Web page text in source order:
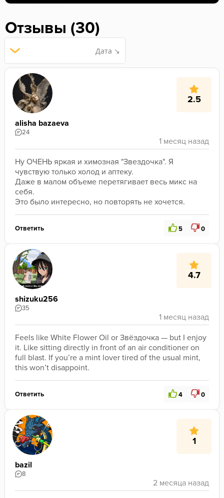
Отзывы (30)
Дата ↘
2.5
alisha bazaeva
24
Ну ОЧЕНЬ яркая и химозная "Звездочка". Я
чувствую только холод и аптеку.
Даже в малом объеме перетягивает весь микс на
себя.
Это было интересно, но повторять не хочется.
Ответить 5 0
4.7
shizuku256
35
Feels like White Flower Oil or Звёздочка — but I enjoy
it. Like sitting directly in front of an air conditioner on
full blast. If you’re a mint lover tired of the usual mint,
this won’t disappoint.
Ответить 4 0
1
bazil
8